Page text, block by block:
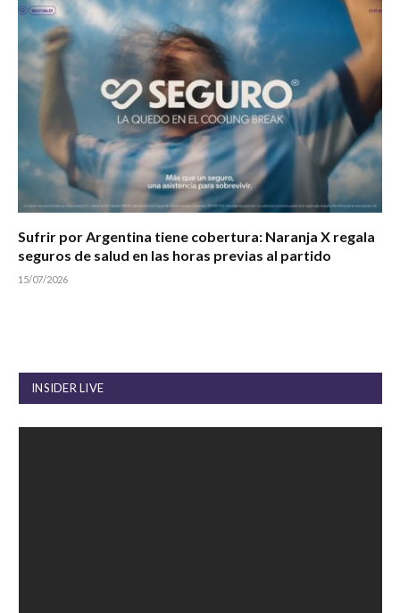
Sufrir por Argentina tiene cobertura: Naranja X regala
seguros de salud en las horas previas al partido
15/07/2026
INSIDER LIVE